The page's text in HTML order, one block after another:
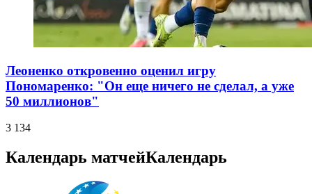
Леоненко откровенно оценил игру
Пономаренко: "Он еще ничего не сделал, а уже
50 миллионов"
3 134
Календарь матчейКалендарь